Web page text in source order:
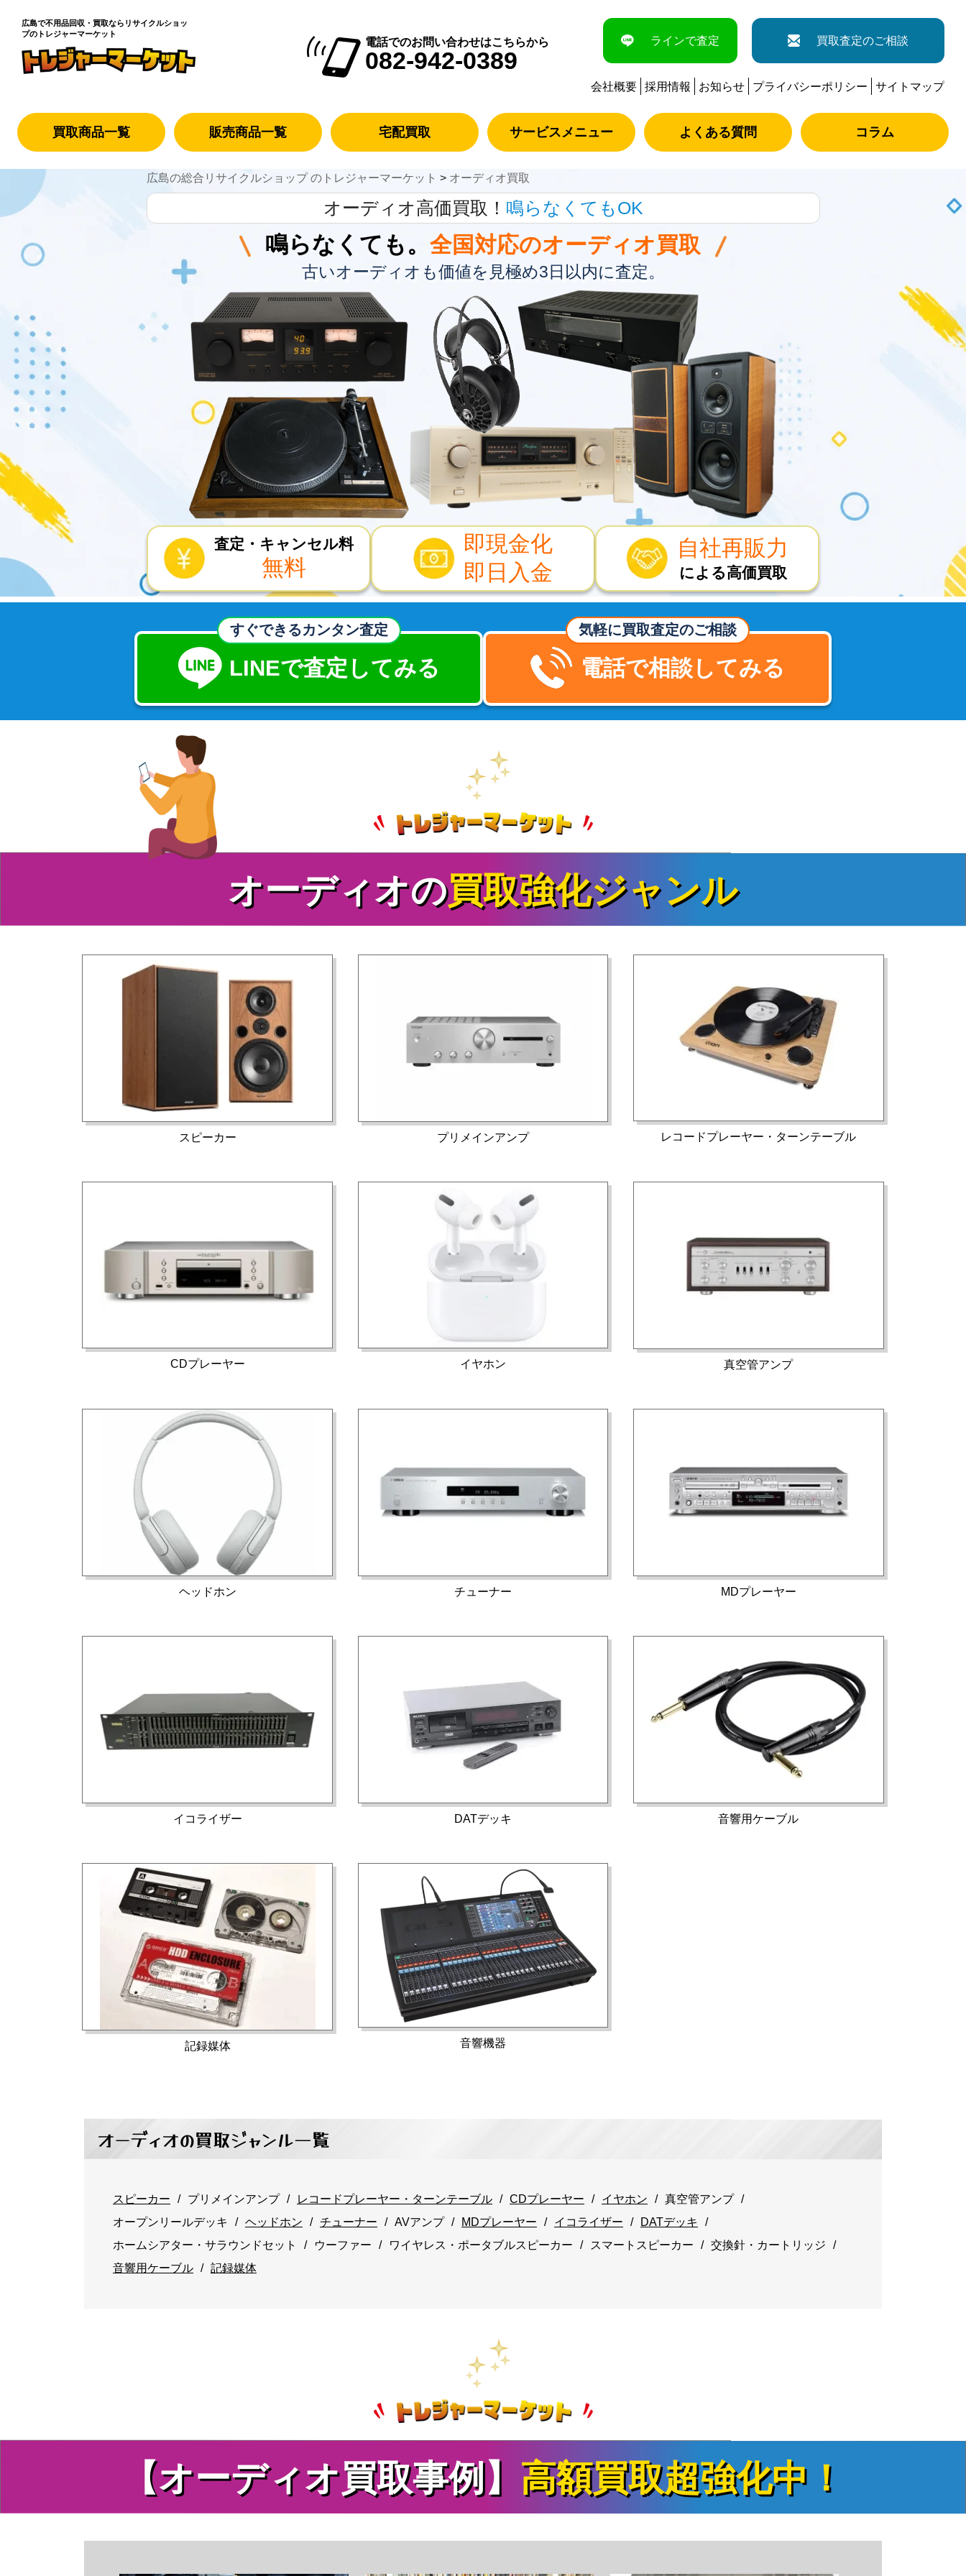
広島で不用品回収・買取なら リサイクルショッ
プのトレジャーマーケット
電話でのお問い合わせはこちらから
082-942-0389
ラインで査定 買取査定のご相談
会社概要 採用情報 お知らせ プライバシーポリシー サイトマップ
買取商品一覧 販売商品一覧 宅配買取 サービスメニュー よくある質問 コラム
広島の総合リサイクルショップ のトレジャーマーケット > オーディオ買取
オーディオ高価買取！ 鳴らなくてもOK
鳴らなくても。全国対応のオーディオ買取
古いオーディオも価値を見極め3日以内に査定。
査定・キャンセル料
無料
即現金化
即日入金
自社再販力
による高価買取
すぐできるカンタン査定
LINEで査定してみる
気軽に買取査定のご相談
電話で相談してみる
オーディオの買取強化ジャンル
スピーカー プリメインアンプ レコードプレーヤー・ターンテーブル
CDプレーヤー イヤホン 真空管アンプ
ヘッドホン チューナー MDプレーヤー
イコライザー DATデッキ 音響用ケーブル
記録媒体 音響機器
オーディオの買取ジャンル一覧
スピーカー プリメインアンプ レコードプレーヤー・ターンテーブル CDプレーヤー イヤホン
真空管アンプ
オープンリールデッキ
ヘッドホン チューナー AVアンプ MDプレーヤー イコライザー
DATデッキ
ホームシアター・サラウンドセット
ウーファー ワイヤレス・ポータブルスピーカー スマートスピーカー
交換針・カートリッジ
音響用ケーブル
記録媒体
【オーディオ買取事例】 高額買取超強化中！